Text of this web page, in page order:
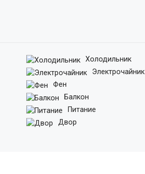
Холодильник
Электрочайник
Фен
Балкон
Питание
Двор